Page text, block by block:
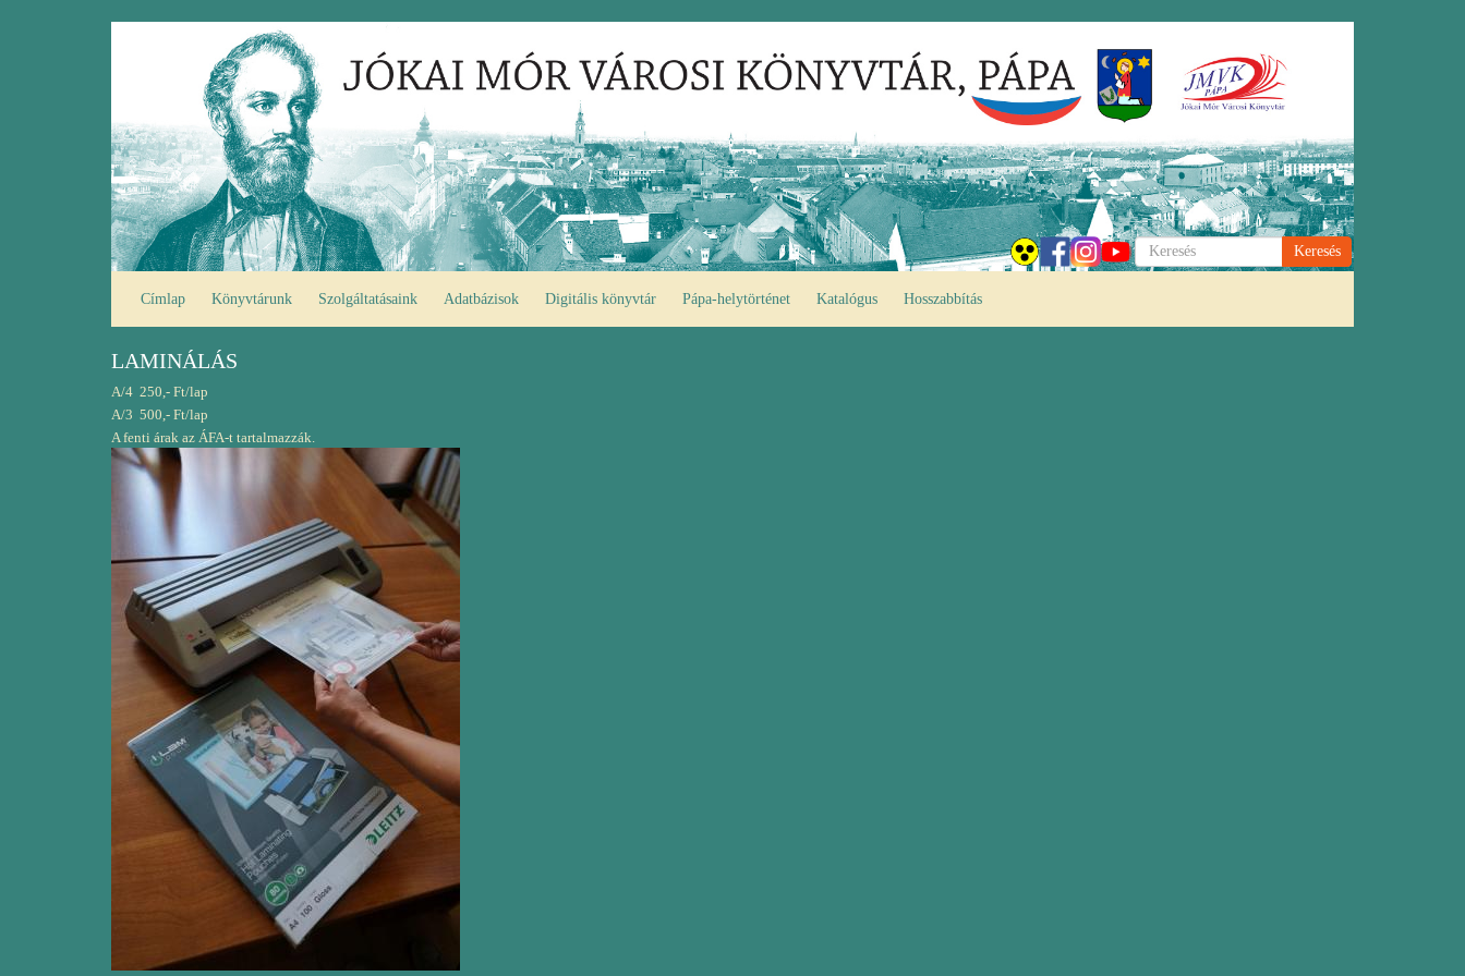
Keresés
Címlap Könyvtárunk Szolgáltatásaink Adatbázisok Digitális könyvtár Pápa-helytörténet Katalógus Hosszabbítás
LAMINÁLÁS
A/4 250,- Ft/lap
A/3 500,- Ft/lap
A fenti árak az ÁFA-t tartalmazzák.